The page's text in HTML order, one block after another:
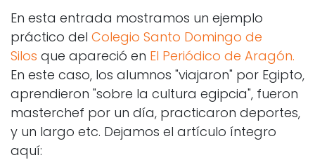
En esta entrada mostramos un ejemplo
práctico del Colegio Santo Domingo de
Silos que apareció en El Periódico de Aragón.
En este caso, los alumnos "viajaron" por Egipto,
aprendieron "sobre la cultura egipcia", fueron
masterchef por un día, practicaron deportes,
y un largo etc. Dejamos el artículo íntegro
aquí: